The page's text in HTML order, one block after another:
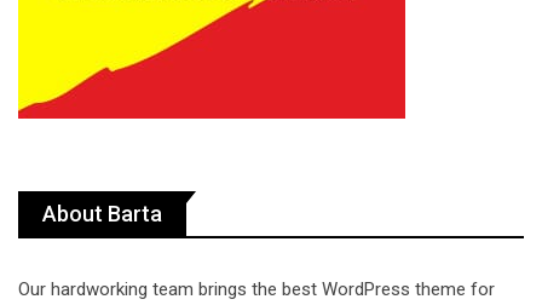
About Barta
Our hardworking team brings the best WordPress theme for